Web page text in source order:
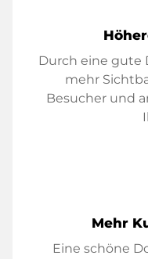
Durch eine gute
mehr
Besucher und
Mehr
Eine schöne